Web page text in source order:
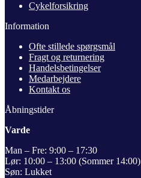
Cykelforsikring
Information
Ofte stillede spørgsmål
Fragt og returnering
Handelsbetingelser
Medarbejdere
Kontakt os
Åbningstider
Varde
Man – Fre: 9:00 – 17:30
Lør: 10:00 – 13:00 (Sommer 14:00)
Søn: Lukket